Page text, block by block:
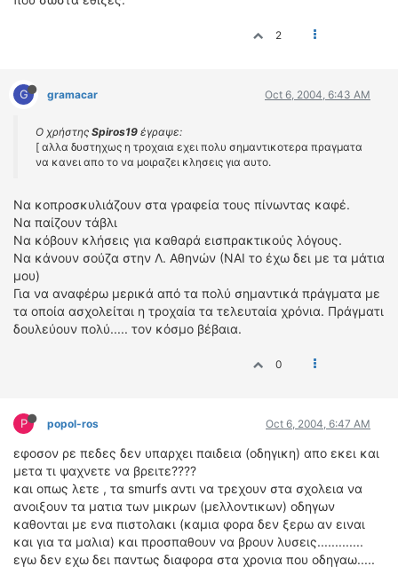
2
G gramacar Oct 6, 2004, 6:43 AM
Ο χρήστης Spiros19 έγραψε:
[ αλλα δυστηχως η τροχαια εχει πολυ σημαντικοτερα πραγματα
να κανει απο το να μοιραζει κλησεις για αυτο.
Να κοπροσκυλιάζουν στα γραφεία τους πίνωντας καφέ.
Να παίζουν τάβλι
Να κόβουν κλήσεις για καθαρά εισπρακτικούς λόγους.
Να κάνουν σούζα στην Λ. Αθηνών (ΝΑΙ το έχω δει με τα μάτια
μου)
Για να αναφέρω μερικά από τα πολύ σημαντικά πράγματα με
τα οποία ασχολείται η τροχαία τα τελευταία χρόνια. Πράγματι
δουλεύουν πολύ..... τον κόσμο βέβαια.
0
P popol-ros Oct 6, 2004, 6:47 AM
εφοσον ρε πεδες δεν υπαρχει παιδεια (οδηγικη) απο εκει και
μετα τι ψαχνετε να βρειτε????
και οπως λετε , τα smurfs αντι να τρεχουν στα σχολεια να
ανοιξουν τα ματια των μικρων (μελλοντικων) οδηγων
καθονται με ενα πιστολακι (καμια φορα δεν ξερω αν ειναι
και για τα μαλια) και προσπαθουν να βρουν λυσεις.............
εγω δεν εχω δει παντως διαφορα στα χρονια που οδηγαω.....